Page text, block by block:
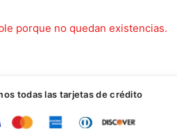
porque no quedan existencias.
todas las tarjetas de crédito